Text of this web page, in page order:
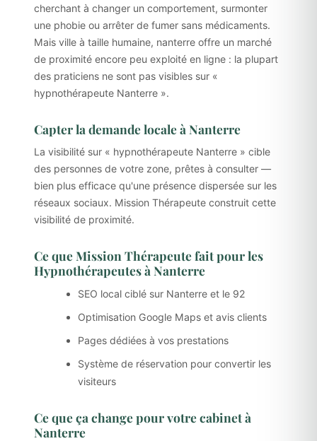
cherchant à changer un comportement, surmonter
une phobie ou arrêter de fumer sans médicaments.
Mais ville à taille humaine, nanterre offre un marché
de proximité encore peu exploité en ligne : la plupart
des praticiens ne sont pas visibles sur «
hypnothérapeute Nanterre ».
Capter la demande locale à Nanterre
La visibilité sur « hypnothérapeute Nanterre » cible
des personnes de votre zone, prêtes à consulter —
bien plus efficace qu'une présence dispersée sur les
réseaux sociaux. Mission Thérapeute construit cette
visibilité de proximité.
Ce que Mission Thérapeute fait pour les
Hypnothérapeutes à Nanterre
SEO local ciblé sur Nanterre et le 92
Optimisation Google Maps et avis clients
Pages dédiées à vos prestations
Système de réservation pour convertir les
visiteurs
Ce que ça change pour votre cabinet à
Nanterre